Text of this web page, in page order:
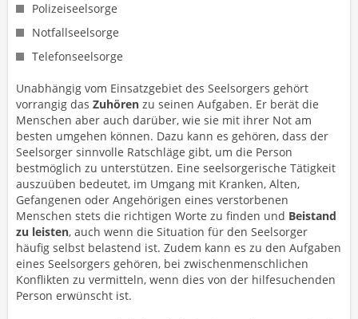
Polizeiseelsorge
Notfallseelsorge
Telefonseelsorge
Unabhängig vom Einsatzgebiet des Seelsorgers gehört
vorrangig das Zuhören zu seinen Aufgaben. Er berät die
Menschen aber auch darüber, wie sie mit ihrer Not am
besten umgehen können. Dazu kann es gehören, dass der
Seelsorger sinnvolle Ratschläge gibt, um die Person
bestmöglich zu unterstützen. Eine seelsorgerische Tätigkeit
auszuüben bedeutet, im Umgang mit Kranken, Alten,
Gefangenen oder Angehörigen eines verstorbenen
Menschen stets die richtigen Worte zu finden und Beistand
zu leisten, auch wenn die Situation für den Seelsorger
häufig selbst belastend ist. Zudem kann es zu den Aufgaben
eines Seelsorgers gehören, bei zwischenmenschlichen
Konflikten zu vermitteln, wenn dies von der hilfesuchenden
Person erwünscht ist.